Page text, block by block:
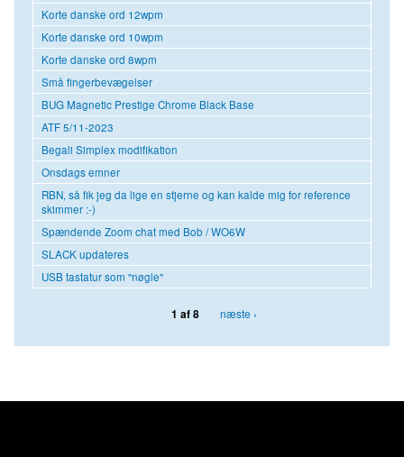
Korte danske ord 12wpm
Korte danske ord 10wpm
Korte danske ord 8wpm
Små fingerbevægelser
BUG Magnetic Prestige Chrome Black Base
ATF 5/11-2023
Begali Simplex modifikation
Onsdags emner
RBN, så fik jeg da lige en stjerne og kan kalde mig for reference
skimmer :-)
Spændende Zoom chat med Bob / WO6W
SLACK updateres
USB tastatur som "nøgle"
1 af 8 næste ›